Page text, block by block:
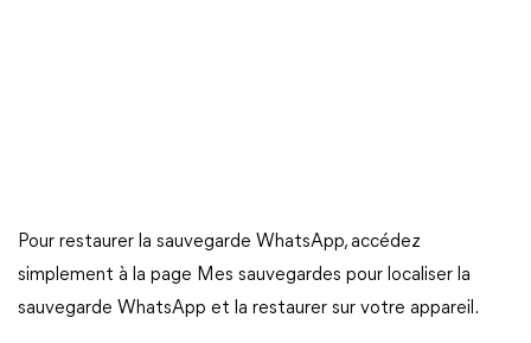
Pour restaurer la sauvegarde WhatsApp, accédez
simplement à la page Mes sauvegardes pour localiser la
sauvegarde WhatsApp et la restaurer sur votre appareil.